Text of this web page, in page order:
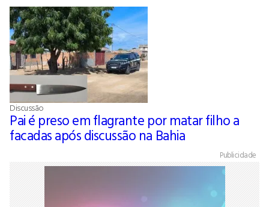
Discussão
Pai é preso em flagrante por matar filho a
facadas após discussão na Bahia
Publicidade